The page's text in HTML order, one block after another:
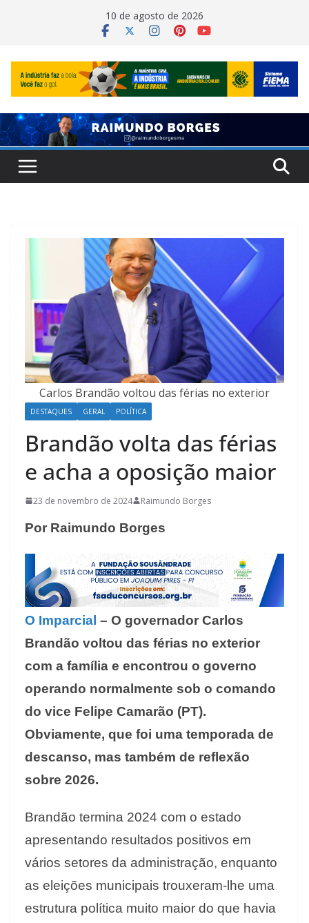
10 de agosto de 2026
Carlos Brandão voltou das férias no exterior
DESTAQUES GERAL POLÍTICA
Brandão volta das férias
e acha a oposição maior
23 de novembro de 2024 Raimundo Borges
Por Raimundo Borges
O Imparcial – O governador Carlos
Brandão voltou das férias no exterior
com a família e encontrou o governo
operando normalmente sob o comando
do vice Felipe Camarão (PT).
Obviamente, que foi uma temporada de
descanso, mas também de reflexão
sobre 2026.
Brandão termina 2024 com o estado
apresentando resultados positivos em
vários setores da administração, enquanto
as eleições municipais trouxeram-lhe uma
estrutura política muito maior do que havia